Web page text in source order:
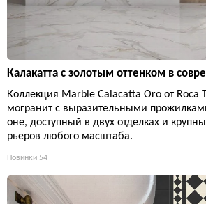
Калакатта с золотым оттенком в
Коллекция Marble Calacatta Oro от Roca
могранит с выразительными
оне, доступный в двух отделках и
рьеров любого масштаба.
Новинки 54